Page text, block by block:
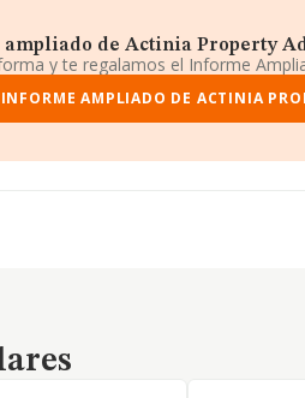
de Actinia Property
y te regalamos el Informe
AMPLIADO DE ACTINIA